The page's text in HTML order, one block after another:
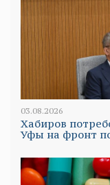
03.08.2026
Хабиров
Уфы на фронт